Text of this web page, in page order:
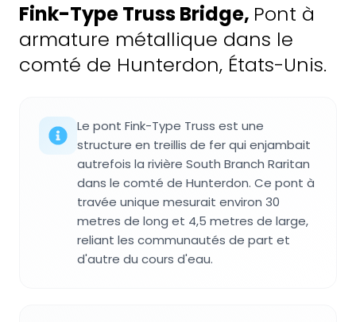
Fink-Type Truss Bridge, Pont à
armature métallique dans le
comté de Hunterdon, États-Unis.
Le pont Fink-Type Truss est une
structure en treillis de fer qui enjambait
autrefois la rivière South Branch Raritan
dans le comté de Hunterdon. Ce pont à
travée unique mesurait environ 30
metres de long et 4,5 metres de large,
reliant les communautés de part et
d'autre du cours d'eau.